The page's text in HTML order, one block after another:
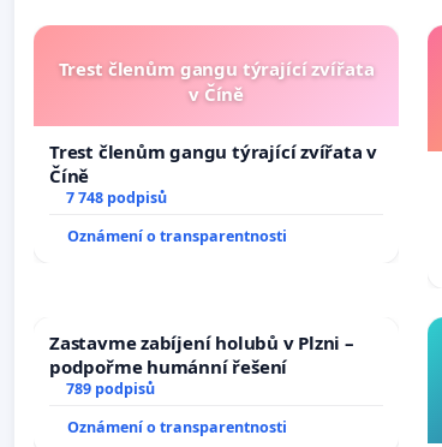
Trest členům gangu týrající zvířata
v Číně
Trest členům gangu týrající zvířata v
Číně
7 748 podpisů
Oznámení o transparentnosti
Zastavme zabíjení holubů v Plzni –
podpořme humánní řešení
789 podpisů
Oznámení o transparentnosti